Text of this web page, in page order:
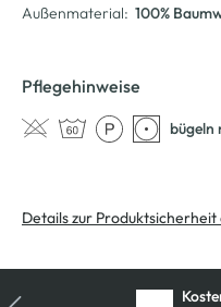
Außenmaterial: 100%
Pflegehinweise
bügeln
Details zur Produktsicherheit